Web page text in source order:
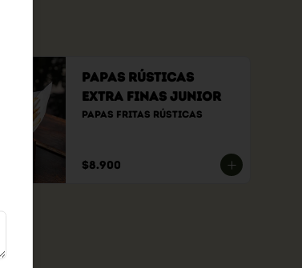
Papas Rústicas
Extra Finas Junior
Papas fritas rústicas
$8.900